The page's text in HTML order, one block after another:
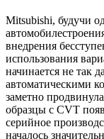
Mitsubishi, будучи
внедрения
использования
начинается не так
автоматическими
заметно
образцы с CVT
серийное
началось